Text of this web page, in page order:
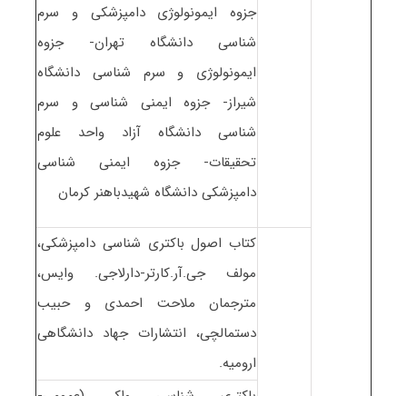
جزوه ایمونولوژی دامپزشکی و سرم
شناسی دانشگاه تهران- جزوه
ایمونولوژی و سرم شناسی دانشگاه
شیراز- جزوه ایمنی شناسی و سرم
شناسی دانشگاه آزاد واحد علوم
تحقیقات- جزوه ایمنی شناسی
دامپزشکی دانشگاه شهیدباهنر کرمان
کتاب اصول باکتری شناسی دامپزشکی،
مولف جی.آر.کارتر-دارلاجی. وایس،
مترجمان ملاحت احمدی و حبیب
دستمالچی، انتشارات جهاد دانشگاهی
ارومیه.